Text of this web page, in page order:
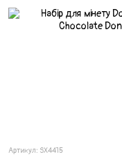
Артикул: SX4415